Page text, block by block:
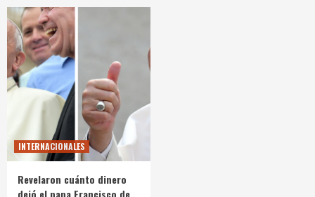
INTERNACIONALES
Revelaron cuánto dinero
dejó el papa Francisco de